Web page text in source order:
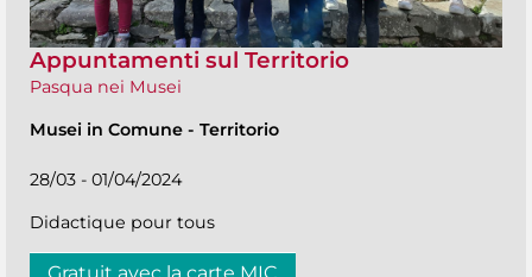
Appuntamenti sul Territorio
Pasqua nei Musei
Musei in Comune - Territorio
28/03 - 01/04/2024
Didactique pour tous